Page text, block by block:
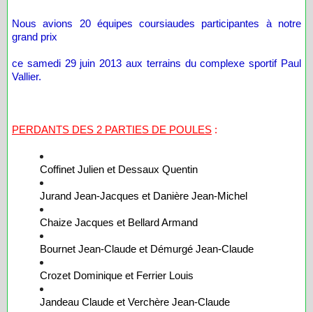
Nous avions 20 équipes coursiaudes participantes à notre
grand prix
ce samedi 29 juin 2013 aux terrains du complexe sportif Paul
Vallier.
PERDANTS DES 2 PARTIES DE POULES :
Coffinet Julien et Dessaux Quentin
Jurand Jean-Jacques et Danière Jean-Michel
Chaize Jacques et Bellard Armand
Bournet Jean-Claude et Démurgé Jean-Claude
Crozet Dominique et Ferrier Louis
Jandeau Claude et Verchère Jean-Claude